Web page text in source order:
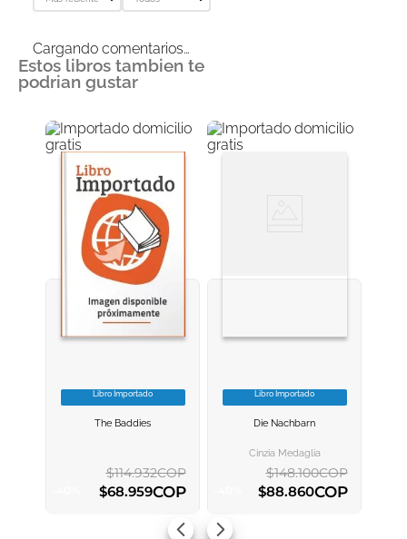
Cargando comentarios…
Estos libros tambien te
podrian gustar
VER INFORMACION
Libro Importado
The Baddies
$114.932COP
$68.959COP
VER INFORMACION
Libro Importado
Die Nachbarn
Cinzia Medaglia
$148.100COP
$88.860COP